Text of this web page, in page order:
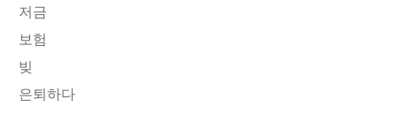
저금
보험
빚
은퇴하다